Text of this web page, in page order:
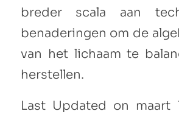
breder scala aan
benaderingen om de
van het lichaam te
herstellen.
Last Updated on maart